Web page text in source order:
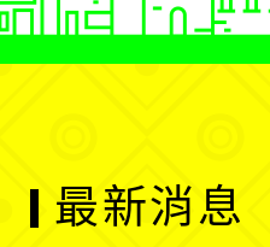
最新消息